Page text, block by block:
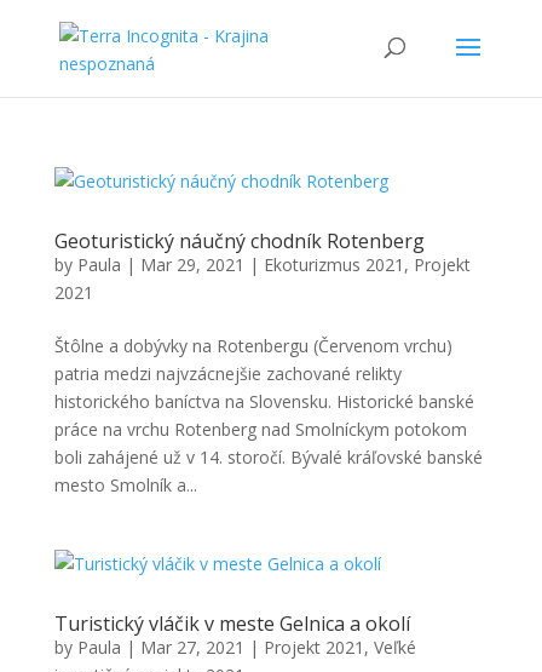
Geoturistický náučný chodník Rotenberg
by Paula | Mar 29, 2021 | Ekoturizmus 2021 , Projekt
2021
Štôlne a dobývky na Rotenbergu (Červenom vrchu)
patria medzi najvzácnejšie zachované relikty
historického baníctva na Slovensku. Historické banské
práce na vrchu Rotenberg nad Smolníckym potokom
boli zahájené už v 14. storočí. Bývalé kráľovské banské
mesto Smolník a...
Turistický vláčik v meste Gelnica a okolí
by Paula | Mar 27, 2021 | Projekt 2021 , Veľké